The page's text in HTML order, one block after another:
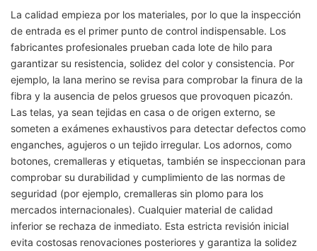
La calidad empieza por los materiales, por lo que la inspección
de entrada es el primer punto de control indispensable. Los
fabricantes profesionales prueban cada lote de hilo para
garantizar su resistencia, solidez del color y consistencia. Por
ejemplo, la lana merino se revisa para comprobar la finura de la
fibra y la ausencia de pelos gruesos que provoquen picazón.
Las telas, ya sean tejidas en casa o de origen externo, se
someten a exámenes exhaustivos para detectar defectos como
enganches, agujeros o un tejido irregular. Los adornos, como
botones, cremalleras y etiquetas, también se inspeccionan para
comprobar su durabilidad y cumplimiento de las normas de
seguridad (por ejemplo, cremalleras sin plomo para los
mercados internacionales). Cualquier material de calidad
inferior se rechaza de inmediato. Esta estricta revisión inicial
evita costosas renovaciones posteriores y garantiza la solidez